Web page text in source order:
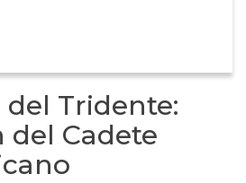
Tridente:
del Cadete